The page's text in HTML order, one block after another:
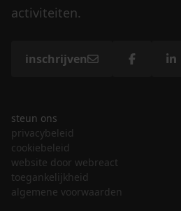
activiteiten.
inschrijven
steun ons
privacybeleid
cookiebeleid
website door webreact
toegankelijkheid
algemene voorwaarden